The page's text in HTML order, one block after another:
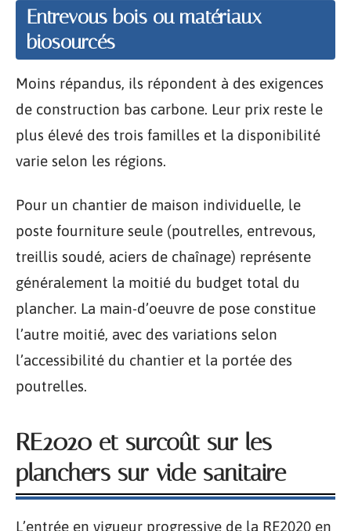
Entrevous bois ou matériaux
biosourcés
Moins répandus, ils répondent à des exigences
de construction bas carbone. Leur prix reste le
plus élevé des trois familles et la disponibilité
varie selon les régions.
Pour un chantier de maison individuelle, le
poste fourniture seule (poutrelles, entrevous,
treillis soudé, aciers de chaînage) représente
généralement la moitié du budget total du
plancher. La main-d’oeuvre de pose constitue
l’autre moitié, avec des variations selon
l’accessibilité du chantier et la portée des
poutrelles.
RE2020 et surcoût sur les
planchers sur vide sanitaire
L’entrée en vigueur progressive de la RE2020 en